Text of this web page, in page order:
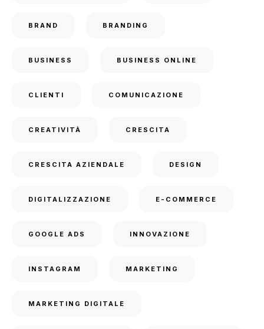
BRAND BRANDING
BUSINESS BUSINESS ONLINE
CLIENTI COMUNICAZIONE
CREATIVITÀ CRESCITA
CRESCITA AZIENDALE DESIGN
DIGITALIZZAZIONE E-COMMERCE
GOOGLE ADS INNOVAZIONE
INSTAGRAM MARKETING
MARKETING DIGITALE